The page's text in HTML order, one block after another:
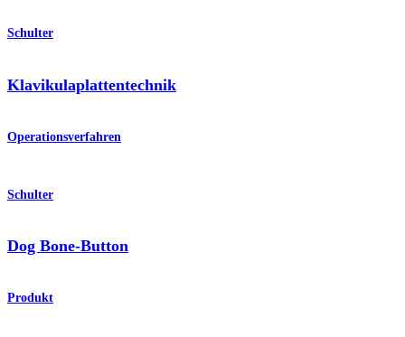
Schulter
Klavikulaplattentechnik
Operationsverfahren
Schulter
Dog Bone-Button
Produkt